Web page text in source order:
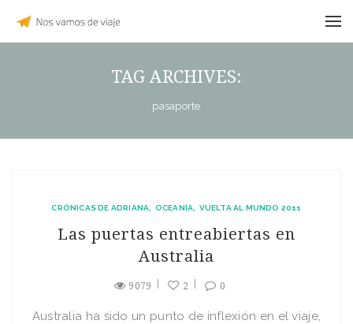
TAG ARCHIVES:
pasaporte
CRÓNICAS DE ADRIANA OCEANÍA VUELTA AL MUNDO 2011
Las puertas entreabiertas en
Australia
9079 2 0
Australia ha sido un punto de inflexión en el viaje,